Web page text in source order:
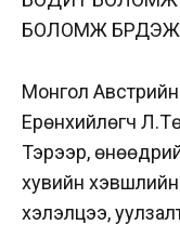
БОЛОМЖ
Монгол
Ерөнхийлөгч
Тэрээр,
хувийн
хэлэлцээ,